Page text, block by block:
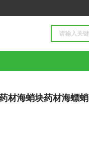
材海蛸块药材海螵蛸